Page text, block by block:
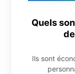
Quels
Ils sont